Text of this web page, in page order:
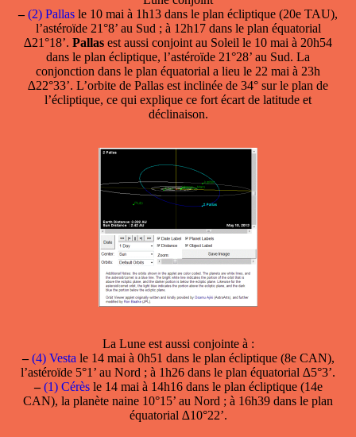
– (2) Pallas le 10 mai à 1h13 dans le plan écliptique (20e TAU),
l’astéroïde 21°8’ au Sud ; à 12h17 dans le plan équatorial
∆21°18’. Pallas est aussi conjoint au Soleil le 10 mai à 20h54
dans le plan écliptique, l’astéroïde 21°28’ au Sud. La
conjonction dans le plan équatorial a lieu le 22 mai à 23h
∆22°33’. L’orbite de Pallas est inclinée de 34° sur le plan de
l’écliptique, ce qui explique ce fort écart de latitude et
déclinaison.
La Lune est aussi conjointe à :
– (4) Vesta le 14 mai à 0h51 dans le plan écliptique (8e CAN),
l’astéroïde 5°1’ au Nord ; à 1h26 dans le plan équatorial ∆5°3’.
– (1) Cérèsle 14 mai à 14h16 dans le plan écliptique (14e
CAN), la planète naine 10°15’ au Nord ; à 16h39 dans le plan
équatorial ∆10°22’.